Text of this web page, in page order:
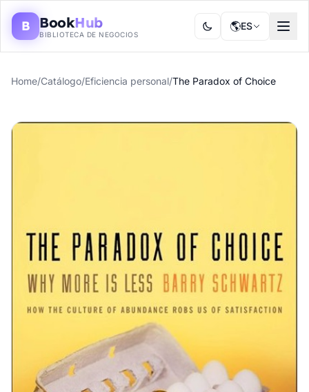
B BookHub
BIBLIOTECA DE NEGOCIOS
🌎ES
Home/Catálogo/Eficiencia personal/The Paradox of Choice